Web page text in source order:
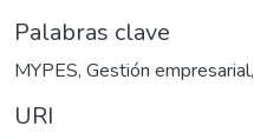
Palabras clave
MYPES, Gestión empresarial,
URI